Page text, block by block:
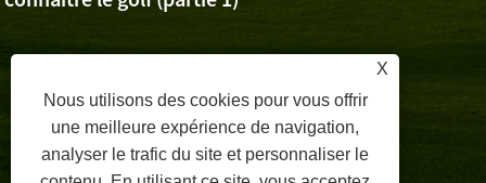
X
Nous utilisons des cookies pour vous offrir
une meilleure expérience de navigation,
analyser le trafic du site et personnaliser le